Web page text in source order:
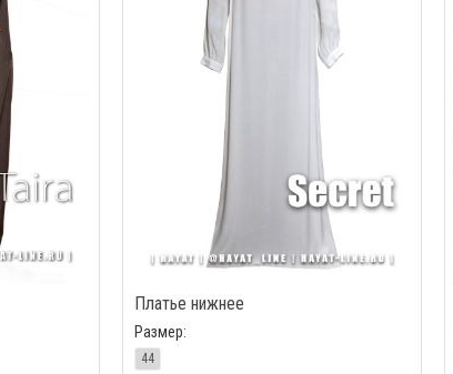
Платье нижнее
Размер:
44